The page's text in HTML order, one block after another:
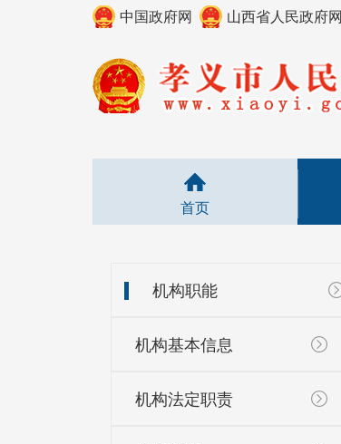
中国政府网 山西省人民政府网
首页
机构职能
机构基本信息
机构法定职责